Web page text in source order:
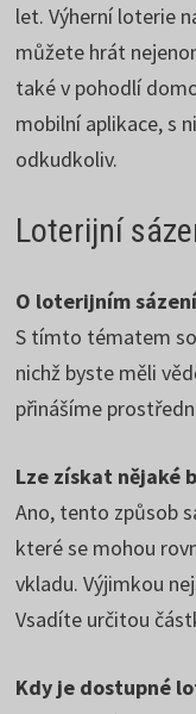
let. Výherní loterie
můžete hrát
také v pohodlí
mobilní aplikace, s
odkudkoliv.
Loterijní
O loterijním
S tímto tématem
nichž byste měli
přinášíme
Lze získat nějaké
Ano, tento způsob
které se mohou
vkladu. Výjimkou
Vsadíte určitou
Kdy je dostupné